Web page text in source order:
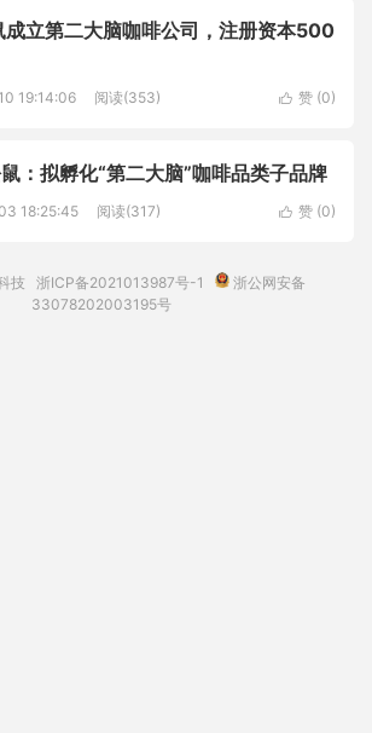
成立第二大脑咖啡公司，注册资本500
 赞 (0)
19:14:06 阅读(353)
：拟孵化“第二大脑”咖啡品类子品牌
 赞 (0)
18:25:45 阅读(317)
技 浙ICP备2021013987号-1
浙公网安备
33078202003195号